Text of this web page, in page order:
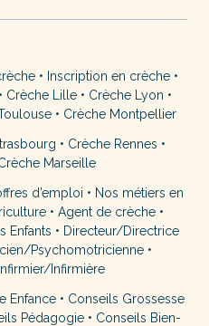
• Inscription en crèche•
• Crèche Lille • Crèche Lyon •
• Crèche Montpellier
• Crèche Rennes •
Marseille
d’emploi • Nos métiers en
• Agent de crèche•
Enfants • Directeur/Directrice
Psychomotricienne•
Infirmier/Infirmière
Enfance • Conseils Grossesse
Pédagogie• Conseils Bien-